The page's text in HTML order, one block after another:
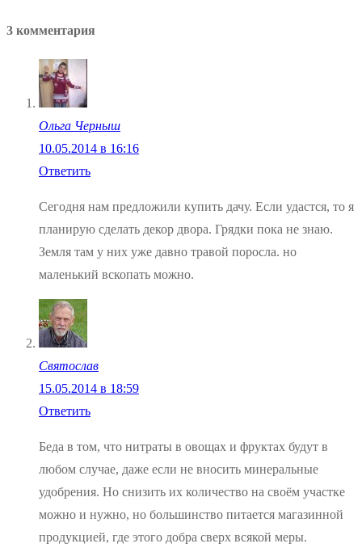
записям
3 комментария
Ольга Черныш
10.05.2014 в 16:16
Ответить
Сегодня нам предложили купить дачу. Если удастся, то я
планирую сделать декор двора. Грядки пока не знаю.
Земля там у них уже давно травой поросла. но
маленький вскопать можно.
Святослав
15.05.2014 в 18:59
Ответить
Беда в том, что нитраты в овощах и фруктах будут в
любом случае, даже если не вносить минеральные
удобрения. Но снизить их количество на своём участке
можно и нужно, но большинство питается магазинной
продукцией, где этого добра сверх всякой меры.